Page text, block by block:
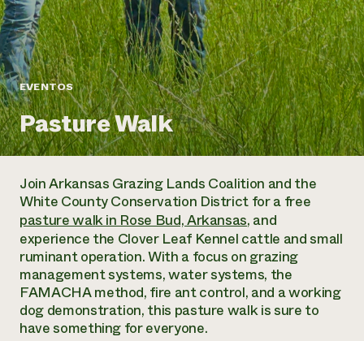
Informes anuales y financieros
Historias de impacto
Informe de
impacto 2024
LEER EL INFORME
Latinos en la agricultura
Sistemas alimentarios locales
Agricultura urbana
Las mujeres en la agricultura
Evento anual de reciclaje de productos electrónicos
Programa de descuentos de NorthWestern Energy
Servicios energéticos comerciales
Servicios energéticos residenciales
LIHEAP
Centro de intercambio de información AgriSolar
Blog
Podcasts
Publicaciones
Cursos cortos
Vídeos
Oportunidades de financiación
Noticias
Internship Hub
Buscar prácticas
Contratar a un becario
Asociaciones empresariales
Donar
Donaciones planificadas
Boletín
Consultas de los medios de comunicación
Todos
contribuyen a la
resiliencia de la
comunidad.
DONAR AHORA
EVENTOS
Pasture Walk
Join Arkansas Grazing Lands Coalition and the
White County Conservation District for a free
pasture walk in Rose Bud, Arkansas, and
experience the Clover Leaf Kennel cattle and small
ruminant operation. With a focus on grazing
management systems, water systems, the
FAMACHA method, fire ant control, and a working
dog demonstration, this pasture walk is sure to
have something for everyone.